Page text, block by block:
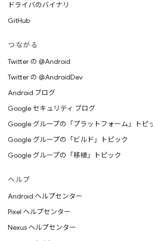
ドライバのバイナリ
GitHub
つながる
Twitter の @Android
Twitter の @AndroidDev
Android ブログ
Google セキュリティ ブログ
Google グループの「プラットフォーム」トピ
Google グループの「ビルド」トピック
Google グループの「移植」トピック
ヘルプ
Android ヘルプセンター
Pixel ヘルプセンター
Nexus ヘルプセンター